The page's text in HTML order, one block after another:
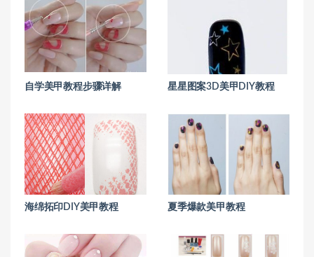
自学美甲教程步骤详解 星星图案3D美甲DIY教程
海绵拓印DIY美甲教程 夏季爆款美甲教程